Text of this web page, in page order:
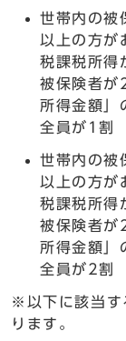
世帯内の被
以上の方が
税課税所得
被保険者が
所得金額」
全員が1割
世帯内の被
以上の方が
税課税所得
被保険者が
所得金額」
全員が2割
※以下に該当す
ります。